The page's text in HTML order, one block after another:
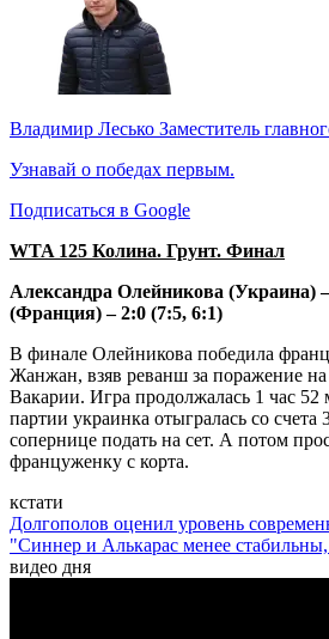
Владимир Лесько Заместитель
Узнавай о победах первым.
Подписаться в Google
WTA 125 Колина. Грунт. Финал
Александра Олейникова
(Франция) – 2:0 (7:5, 6:1)
В финале Олейникова победила
Жанжан, взяв реванш за поражение
Вакарии. Игра продолжалась 1 час
партии украинка отыгралась со счета
сопернице подать на сет. А потом
француженку с корта.
кстати
Долгополов оценил уровень
"Синнер и Алькарас менее
видео дня